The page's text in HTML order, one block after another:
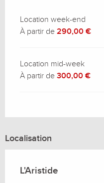
Location week-end
À partir de 290,00 €
Location mid-week
À partir de 300,00 €
Localisation
L'Aristide